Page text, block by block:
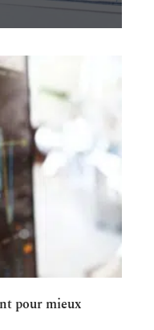
pour mieux